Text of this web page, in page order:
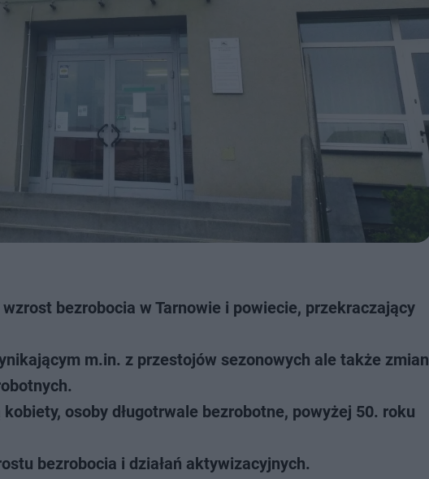
bezrobocia w Tarnowie i powiecie, przekraczający
m.in. z przestojów sezonowych ale także zmian
osoby długotrwale bezrobotne, powyżej 50. roku
bezrobocia i działań aktywizacyjnych.